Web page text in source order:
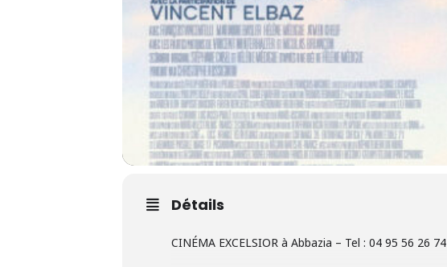
Détails
CINÉMA EXCELSIOR à Abbazia – Tel : 04 95 56 26 74